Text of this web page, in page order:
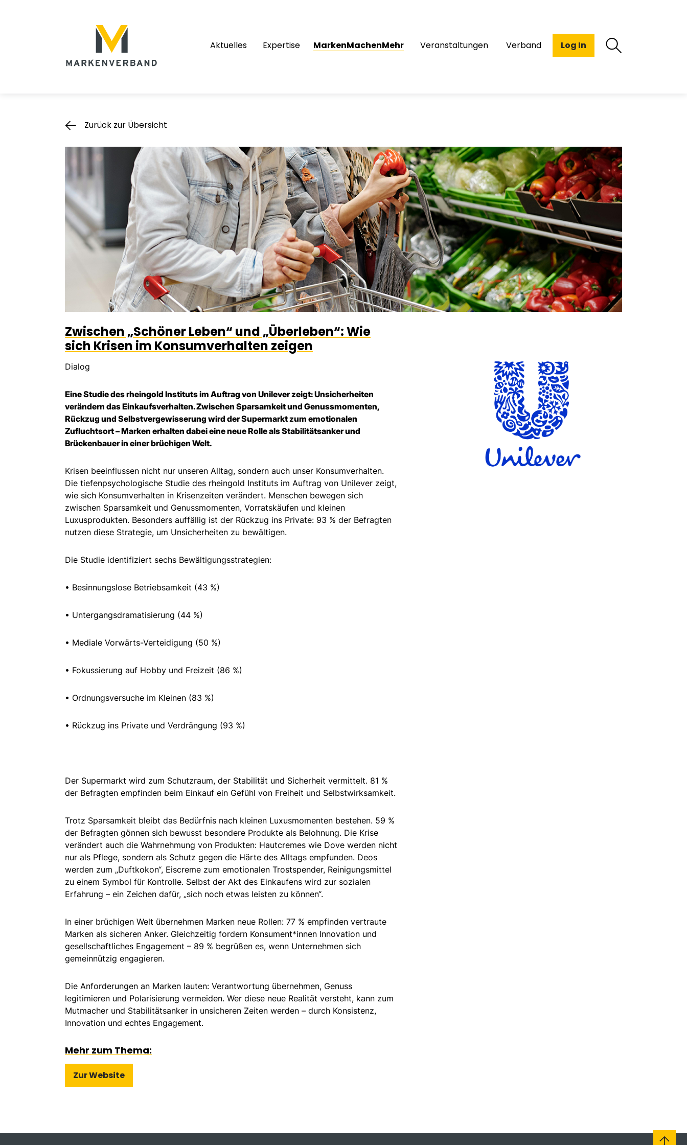
Aktuelles Expertise MarkenMachenMehr Veranstaltungen Verband Log In
Zurück zur Übersicht
Zwischen „Schöner Leben“ und „Überleben“: Wie
sich Krisen im Konsumverhalten zeigen
Dialog
Eine Studie des rheingold Instituts im Auftrag von Unilever zeigt: Unsicherheiten
verändern das Einkaufsverhalten. Zwischen Sparsamkeit und Genussmomenten,
Rückzug und Selbstvergewisserung wird der Supermarkt zum emotionalen
Zufluchtsort – Marken erhalten dabei eine neue Rolle als Stabilitätsanker und
Brückenbauer in einer brüchigen Welt.
Krisen beeinflussen nicht nur unseren Alltag, sondern auch unser Konsumverhalten.
Die tiefenpsychologische Studie des rheingold Instituts im Auftrag von Unilever zeigt,
wie sich Konsumverhalten in Krisenzeiten verändert. Menschen bewegen sich
zwischen Sparsamkeit und Genussmomenten, Vorratskäufen und kleinen
Luxusprodukten. Besonders auffällig ist der Rückzug ins Private: 93 % der Befragten
nutzen diese Strategie, um Unsicherheiten zu bewältigen.
Die Studie identifiziert sechs Bewältigungsstrategien:
• Besinnungslose Betriebsamkeit (43 %)
• Untergangsdramatisierung (44 %)
• Mediale Vorwärts-Verteidigung (50 %)
• Fokussierung auf Hobby und Freizeit (86 %)
• Ordnungsversuche im Kleinen (83 %)
• Rückzug ins Private und Verdrängung (93 %)
Der Supermarkt wird zum Schutzraum, der Stabilität und Sicherheit vermittelt. 81 %
der Befragten empfinden beim Einkauf ein Gefühl von Freiheit und Selbstwirksamkeit.
Trotz Sparsamkeit bleibt das Bedürfnis nach kleinen Luxusmomenten bestehen. 59 %
der Befragten gönnen sich bewusst besondere Produkte als Belohnung. Die Krise
verändert auch die Wahrnehmung von Produkten: Hautcremes wie Dove werden nicht
nur als Pflege, sondern als Schutz gegen die Härte des Alltags empfunden. Deos
werden zum „Duftkokon“, Eiscreme zum emotionalen Trostspender, Reinigungsmittel
zu einem Symbol für Kontrolle. Selbst der Akt des Einkaufens wird zur sozialen
Erfahrung – ein Zeichen dafür, „sich noch etwas leisten zu können“.
In einer brüchigen Welt übernehmen Marken neue Rollen: 77 % empfinden vertraute
Marken als sicheren Anker. Gleichzeitig fordern Konsument*innen Innovation und
gesellschaftliches Engagement – 89 % begrüßen es, wenn Unternehmen sich
gemeinnützig engagieren.
Die Anforderungen an Marken lauten: Verantwortung übernehmen, Genuss
legitimieren und Polarisierung vermeiden. Wer diese neue Realität versteht, kann zum
Mutmacher und Stabilitätsanker in unsicheren Zeiten werden – durch Konsistenz,
Innovation und echtes Engagement.
Mehr zum Thema:
Zur Website